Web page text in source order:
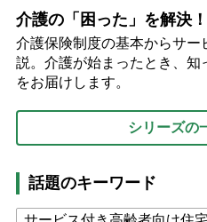
介護の「困った」を解決
介護保険制度の基本からサー
説。介護が始まったとき、知
をお届けします。
シリーズの
話題のキーワード